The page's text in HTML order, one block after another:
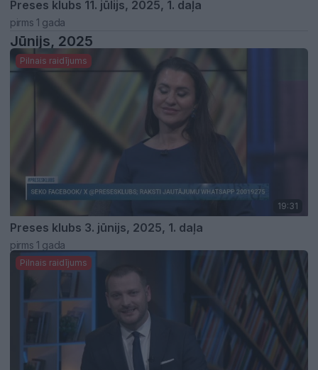
Preses klubs 11. jūlijs, 2025, 1. daļa
pirms 1 gada
Jūnijs, 2025
Pilnais raidījums
19:31
Preses klubs 3. jūnijs, 2025, 1. daļa
pirms 1 gada
Pilnais raidījums